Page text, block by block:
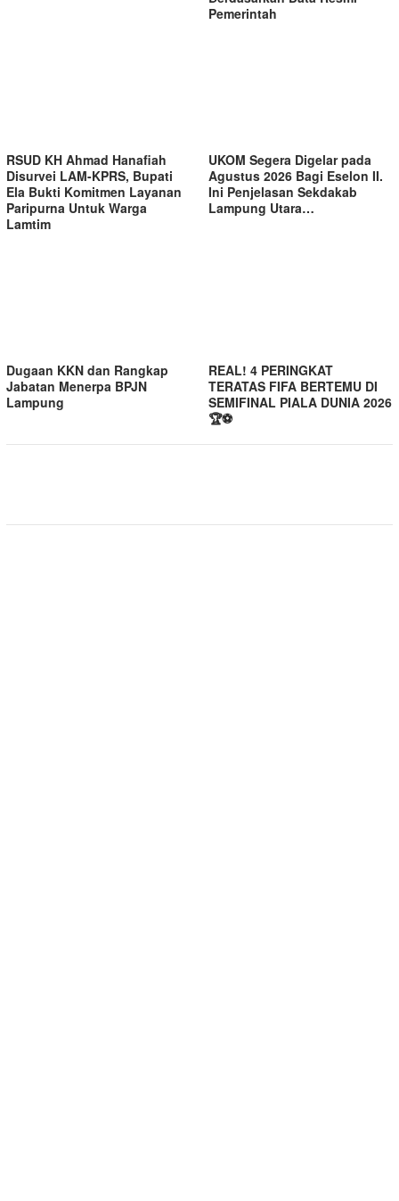
Pemerintah
RSUD KH Ahmad Hanafiah
Disurvei LAM-KPRS, Bupati
Ela Bukti Komitmen Layanan
Paripurna Untuk Warga
Lamtim
UKOM Segera Digelar pada
Agustus 2026 Bagi Eselon II.
Ini Penjelasan Sekdakab
Lampung Utara…
Dugaan KKN dan Rangkap
Jabatan Menerpa BPJN
Lampung
REAL! 4 PERINGKAT
TERATAS FIFA BERTEMU DI
SEMIFINAL PIALA DUNIA 2026
🏆⚽